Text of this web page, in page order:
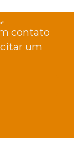
contato
um